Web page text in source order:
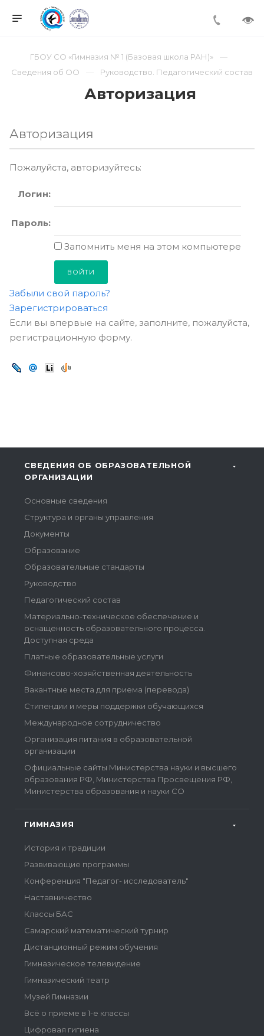
ГБОУ СО «Гимназия № 1 (Базовая школа РАН)»
Сведения об ОО
Руководство. Педагогический состав
Авторизация
Авторизация
Пожалуйста, авторизуйтесь:
Логин:
Пароль:
Запомнить меня на этом компьютере
Забыли свой пароль?
Зарегистрироваться
Если вы впервые на сайте, заполните, пожалуйста,
регистрационную форму.
СВЕДЕНИЯ ОБ ОБРАЗОВАТЕЛЬНОЙ
ОРГАНИЗАЦИИ
Основные сведения
Структура и органы управления
Документы
Образование
Образовательные стандарты
Руководство
Педагогический состав
Материально-техническое обеспечение и
оснащенность образовательного процесса.
Доступная среда
Платные образовательные услуги
Финансово-хозяйственная деятельность
Вакантные места для приема (перевода)
Стипендии и меры поддержки обучающихся
Международное сотрудничество
Организация питания в образовательной
организации
Официальные сайты Министерства науки и высшего
образования РФ, Министерства Просвещения РФ,
Министерства образования и науки СО
ГИМНАЗИЯ
История и традиции
Развивающие программы
Конференция "Педагог- исследователь"
Наставничество
Классы БАС
Самарский математический турнир
Дистанционный режим обучения
Гимназическое телевидение
Гимназический театр
Музей Гимназии
Всё о приеме в 1-е классы
Цифровая гигиена